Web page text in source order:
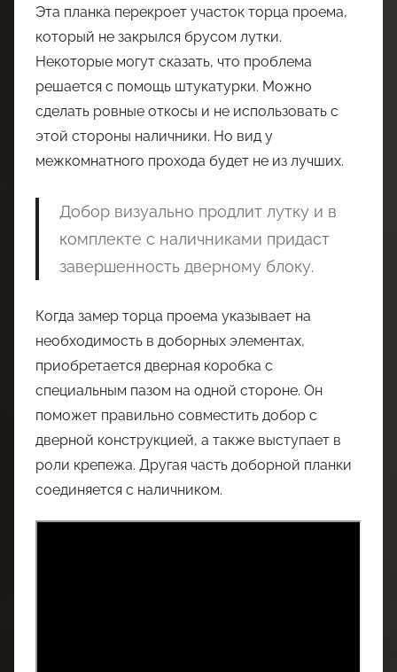
Эта планка перекроет участок торца проема,
который не закрылся брусом лутки.
Некоторые могут сказать, что проблема
решается с помощь штукатурки. Можно
сделать ровные откосы и не использовать с
этой стороны наличники. Но вид у
межкомнатного прохода будет не из лучших.
Добор визуально продлит лутку и в
комплекте с наличниками придаст
завершенность дверному блоку.
Когда замер торца проема указывает на
необходимость в доборных элементах,
приобретается дверная коробка с
специальным пазом на одной стороне. Он
поможет правильно совместить добор с
дверной конструкцией, а также выступает в
роли крепежа. Другая часть доборной планки
соединяется с наличником.